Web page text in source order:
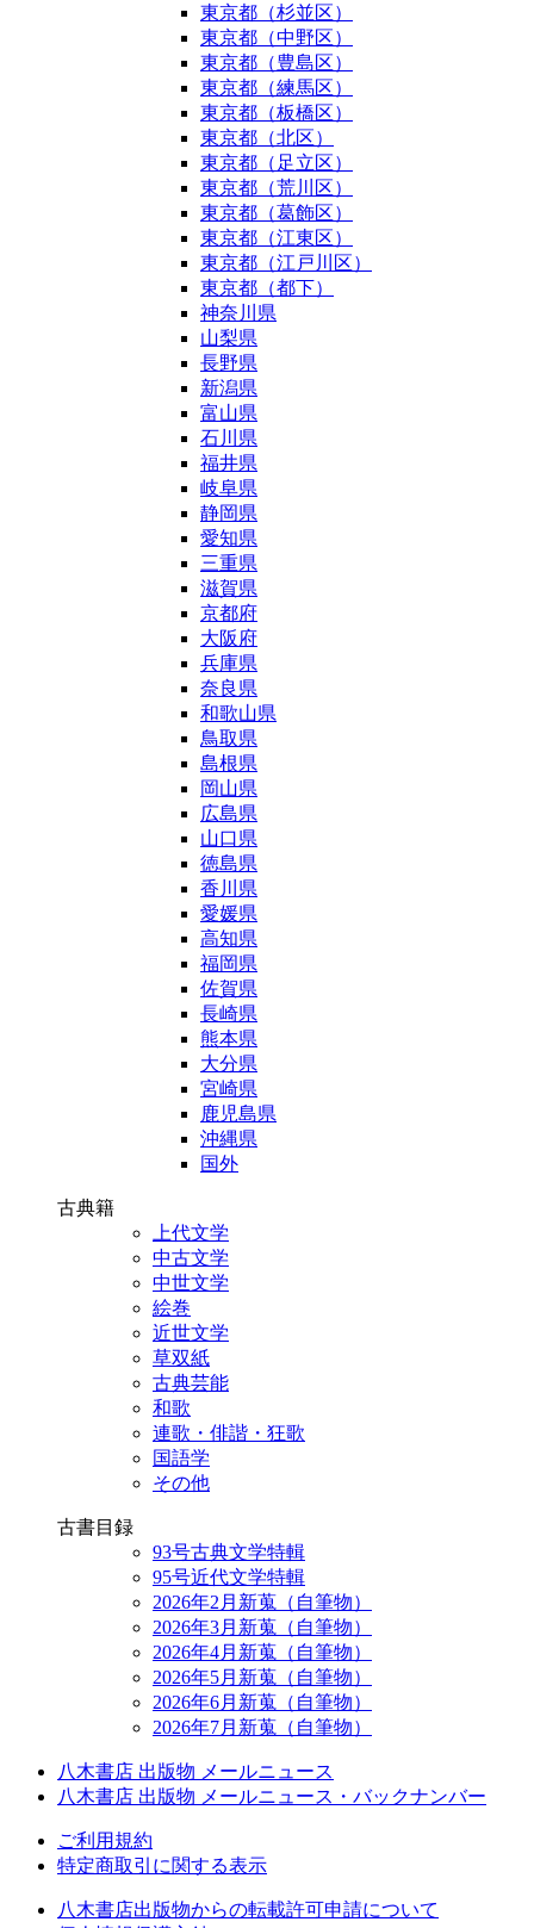
東京都（杉並区）
東京都（中野区）
東京都（豊島区）
東京都（練馬区）
東京都（板橋区）
東京都（北区）
東京都（足立区）
東京都（荒川区）
東京都（葛飾区）
東京都（江東区）
東京都（江戸川区）
東京都（都下）
神奈川県
山梨県
長野県
新潟県
富山県
石川県
福井県
岐阜県
静岡県
愛知県
三重県
滋賀県
京都府
大阪府
兵庫県
奈良県
和歌山県
鳥取県
島根県
岡山県
広島県
山口県
徳島県
香川県
愛媛県
高知県
福岡県
佐賀県
長崎県
熊本県
大分県
宮崎県
鹿児島県
沖縄県
国外
古典籍
上代文学
中古文学
中世文学
絵巻
近世文学
草双紙
古典芸能
和歌
連歌・俳諧・狂歌
国語学
その他
古書目録
93号古典文学特輯
95号近代文学特輯
2026年2月新蒐（自筆物）
2026年3月新蒐（自筆物）
2026年4月新蒐（自筆物）
2026年5月新蒐（自筆物）
2026年6月新蒐（自筆物）
2026年7月新蒐（自筆物）
八木書店 出版物 メールニュース
八木書店 出版物 メールニュース・バックナンバー
ご利用規約
特定商取引に関する表示
八木書店出版物からの転載許可申請について